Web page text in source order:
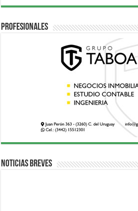
Profesionales
Noticias breves